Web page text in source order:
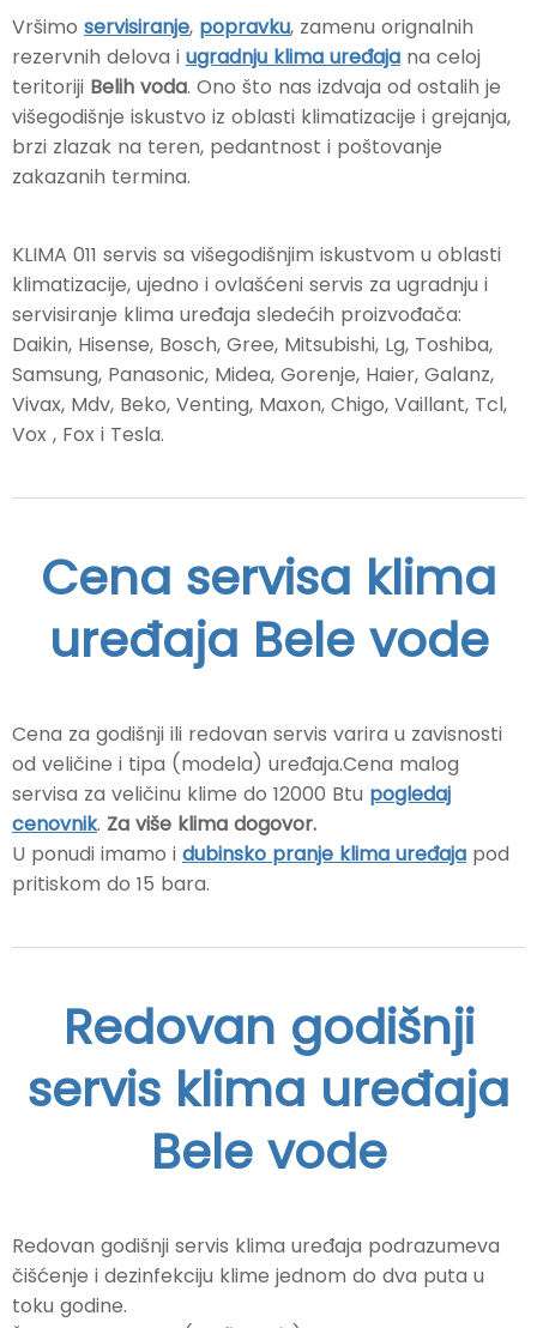
Vršimo servisiranje, popravku, zamenu orignalnih
rezervnih delova i ugradnju klima uređaja na celoj
teritoriji Belih voda. Ono što nas izdvaja od ostalih je
višegodišnje iskustvo iz oblasti klimatizacije i grejanja,
brzi zlazak na teren, pedantnost i poštovanje
zakazanih termina.
KLIMA 011 servis sa višegodišnjim iskustvom u oblasti
klimatizacije, ujedno i ovlašćeni servis za ugradnju i
servisiranje klima uređaja sledećih proizvođača:
Daikin, Hisense, Bosch, Gree, Mitsubishi, Lg, Toshiba,
Samsung, Panasonic, Midea, Gorenje, Haier, Galanz,
Vivax, Mdv, Beko, Venting, Maxon, Chigo, Vaillant, Tcl,
Vox , Fox i Tesla.
Cena servisa klima
uređaja Bele vode
Cena za godišnji ili redovan servis varira u zavisnosti
od veličine i tipa (modela) uređaja.Cena malog
servisa za veličinu klime do 12000 Btu pogledaj
cenovnik. Za više klima dogovor.
U ponudi imamo i dubinsko pranje klima uređaja pod
pritiskom do 15 bara.
Redovan godišnji
servis klima uređaja
Bele vode
Redovan godišnji servis klima uređaja podrazumeva
čišćenje i dezinfekciju klime jednom do dva puta u
toku godine.